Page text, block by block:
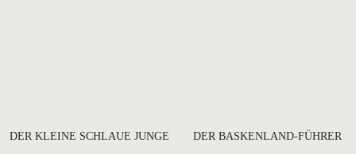
DER KLEINE SCHLAUE JUNGE DER BASKENLAND-FÜHRER